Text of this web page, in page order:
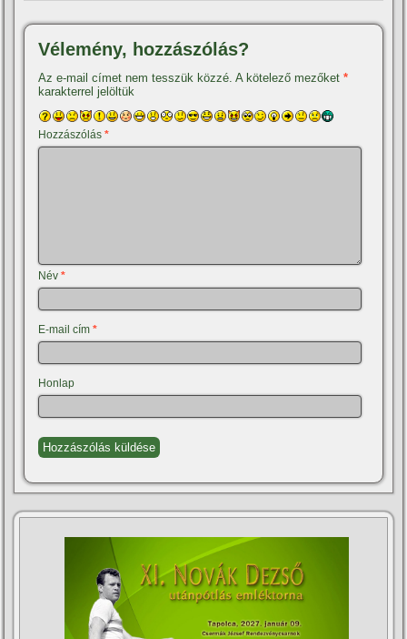
Vélemény, hozzászólás?
Az e-mail címet nem tesszük közzé. A kötelező mezőket*
karakterrel jelöltük
Hozzászólás*
Név*
E-mail cím*
Honlap